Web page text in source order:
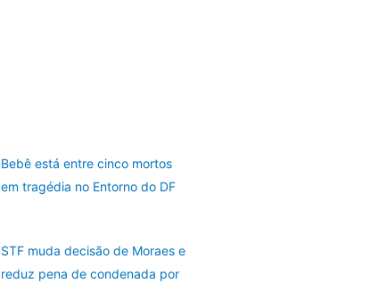
Bebê está entre cinco mortos
em tragédia no Entorno do DF
STF muda decisão de Moraes e
reduz pena de condenada por